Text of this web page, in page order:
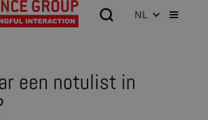
NL
een notulist in